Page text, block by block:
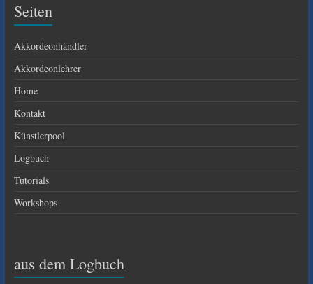
Seiten
Akkordeonhändler
Akkordeonlehrer
Home
Kontakt
Künstlerpool
Logbuch
Tutorials
Workshops
aus dem Logbuch